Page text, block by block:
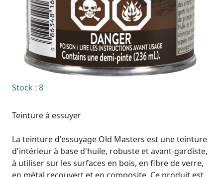
Stock : 8
Teinture à essuyer
La teinture d'essuyage Old Masters est une teinture
d'intérieur à base d'huile, robuste et avant-gardiste,
à utiliser sur les surfaces en bois, en fibre de verre,